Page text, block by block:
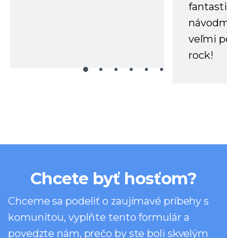
veľmi
rock!
Chcete byť hosťom?
Chceme sa podeliť o zaujímavé príbehy s
komunitou, vyplňte tento formulár a
povedzte nám, prečo by ste boli skvelým